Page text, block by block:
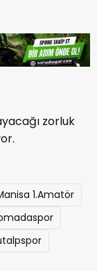
zorluk
1.Amatör